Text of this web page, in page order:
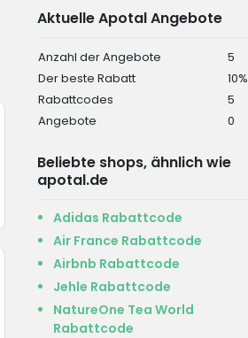
Aktuelle Apotal Angebote
Anzahl der Angebote
5
Der beste Rabatt
10%
Rabattcodes
5
Angebote
0
Beliebte shops, ähnlich wie
apotal.de
Adidas Rabattcode
Air France Rabattcode
Airbnb Rabattcode
Jehle Rabattcode
NatureOne Tea World
Rabattcode